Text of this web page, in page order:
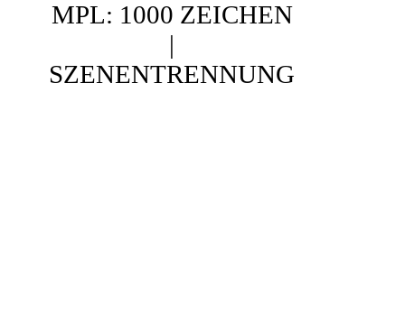
MPL: 1000 ZEICHEN
|
SZENENTRENNUNG